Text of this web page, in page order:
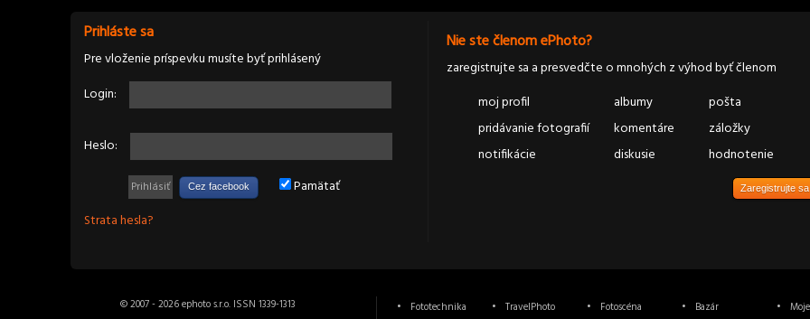
Prihláste sa
Pre vloženie príspevku musíte byť prihlásený
Login:
Heslo:
Cez facebook
Pamätať
Strata hesla?
Nie ste členom ePhoto?
zaregistrujte sa a presvedčte o mnohých z výhod byť členom
moj profil
albumy
pošta
pridávanie fotografií
komentáre
záložky
notifikácie
diskusie hodnotenie
Zaregistrujte sa
© 2007 - 2026 ephoto s.r.o. ISSN 1339-1313
Fototechnika TravelPhoto Fotoscéna Bazár